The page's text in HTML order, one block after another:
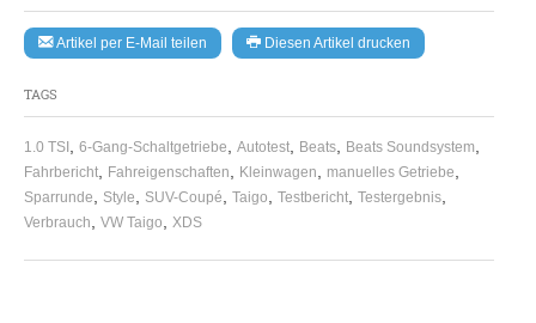
Artikel per E-Mail teilen Diesen Artikel drucken
TAGS
1.0 TSI 6-Gang-Schaltgetriebe Autotest Beats Beats Soundsystem
Fahrbericht Fahreigenschaften Kleinwagen manuelles Getriebe
Sparrunde Style SUV-Coupé Taigo Testbericht Testergebnis
Verbrauch VW Taigo XDS